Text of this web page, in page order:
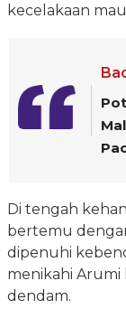
kecelakaan
Di tengah
bertemu
dipenuhi
menikahi Arumi
dendam.